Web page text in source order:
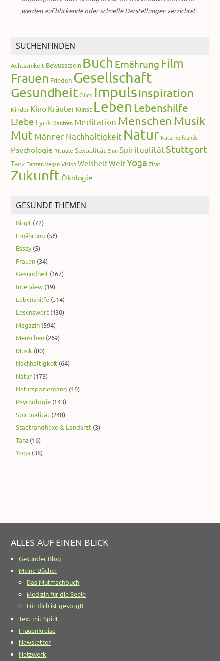
werden auf blickende oder schnelle Darstellungen verzichtet.
SUCHENFINDEN
Achtsamkeit Bewusstsein Buch Ernährung Film
Frauen Frieden Gesellschaft
Gesundheit Glück Impuls Inspiration
Kinder Kino Kräuter Kunst Leben Lebenshilfe
Liebe Lyrik Mantren Meditation Menschen Musik
Mut MännerNachhaltigkeit Natur Naturheilkunde
Psychologie Rituale Sexualität Sinn SpiritualitätStuttgart
Tanz Tanzen vegan Vision WeisheitWeltYoga Zitat
Zukunft Ökologie
GESUNDE THEMEN
Birgit (72)
Ernährung (56)
Essay (5)
Frauen (34)
Gesundheit (167)
Interview (19)
Lebenshilfe (314)
Lesenswert (130)
Magazin (594)
Menschen (269)
Musik (80)
Nachhaltigkeit (64)
Natur (173)
Naturspaziergang (19)
Psychologie (143)
Spiritualität (248)
Stadtrandhexe & Landarzt (3)
Tanz (16)
Yoga (38)
ALLES AUF EINEN BLICK
Gesunder Blog
Meine Bücher
Das Mutmachbuch
Medizin für die Seele
Für dich ist gesorgt!
Text mit Spirit
Frauenkreise
Newsletter
Netzwerk